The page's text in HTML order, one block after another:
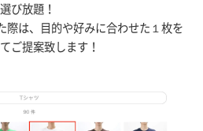
び放題！
際は、目的や好みに合わせた１枚を
ご提案致します！